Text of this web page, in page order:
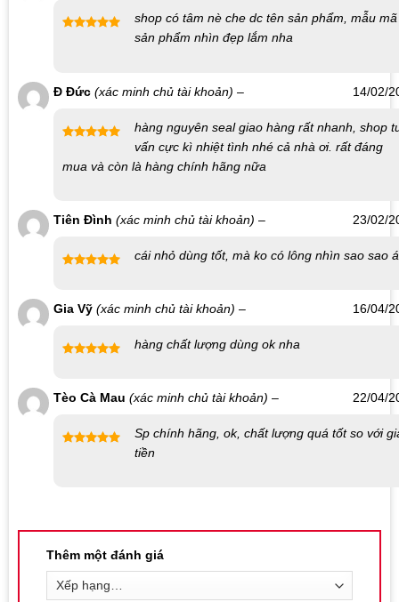
bằng nước ấm hoặc dung dịch vệ sinh.
Đeo bao cao su đôn dên khi dương vật cương cứng, sử dụng
Đối với bao đôn dên có chiều dài dài hơn dương vật, có thể
dùng kéo cắt phần gốc của bao để điều chỉnh kích thước.
Sau khi quan hệ, vệ sinh sạch sẽ và bỏ vào hộp bảo quản để
Không dùng chung sản phẩm với người khác để tránh các
Sử dụng thêm gel bôi trơn để tạo cảm giác trơn tru và hạn
nghiệm một cách yêu mới mẻ và đầy kích thích, mang lại sự hài
lòng và sự tự tin cho cả hai bên.
Liên hệ mua sản phẩm tại Shop bao cao su Nha
Số điện thoại / Zalo
Địa chỉ:126 Nguyễn Thái Học, Vạn Thạnh, Nha Trang
shop có tâm nè che dc tên sản phẩm, mẫu mã
sản phẩm nhìn đẹp lắm nha
hạng55
Đ Đức (xác minh chủ tài khoản) – 14/02/
hàng nguyên seal giao hàng rất nhanh, shop
vấn cực kì nhiệt tình nhé cả nhà ơi. rất đáng
mua và còn là hàng chính hãng nữa
45 sao
Tiên Đình (xác minh chủ tài khoản) – 23/02/
cái nhỏ dùng tốt, mà ko có lông nhìn sao sao á
sao
Gia Vỹ (xác minh chủ tài khoản) – 16/04/
hàng chất lượng dùng ok nha
Tèo Cà Mau (xác minh chủ tài khoản) – 22/04/
Sp chính hãng, ok, chất lượng quá tốt so với
tiền
Thêm một đánh giá